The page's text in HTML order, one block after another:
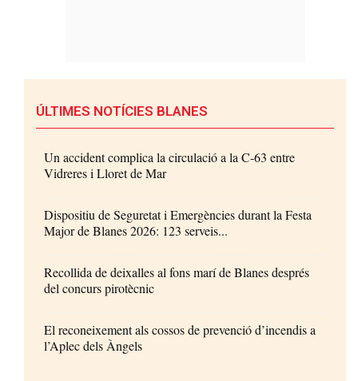
ÚLTIMES NOTÍCIES BLANES
Un accident complica la circulació a la C-63 entre
Vidreres i Lloret de Mar
Dispositiu de Seguretat i Emergències durant la Festa
Major de Blanes 2026: 123 serveis...
Recollida de deixalles al fons marí de Blanes després
del concurs pirotècnic
El reconeixement als cossos de prevenció d’incendis a
l’Aplec dels Àngels